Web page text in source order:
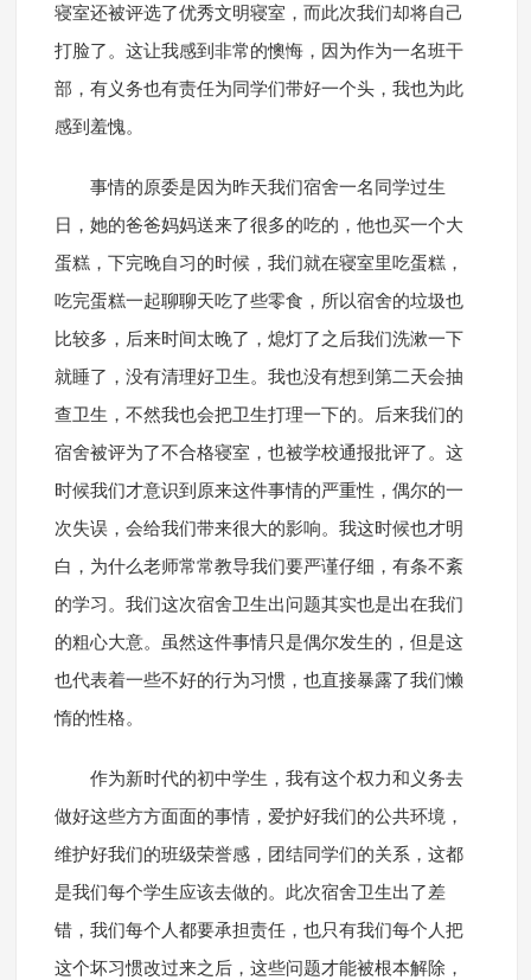
寝室还被评选了优秀文明寝室，而此次我们却将自己
打脸了。这让我感到非常的懊悔，因为作为一名班干
部，有义务也有责任为同学们带好一个头，我也为此
感到羞愧。
事情的原委是因为昨天我们宿舍一名同学过生
日，她的爸爸妈妈送来了很多的吃的，他也买一个大
蛋糕，下完晚自习的时候，我们就在寝室里吃蛋糕，
吃完蛋糕一起聊聊天吃了些零食，所以宿舍的垃圾也
比较多，后来时间太晚了，熄灯了之后我们洗漱一下
就睡了，没有清理好卫生。我也没有想到第二天会抽
查卫生，不然我也会把卫生打理一下的。后来我们的
宿舍被评为了不合格寝室，也被学校通报批评了。这
时候我们才意识到原来这件事情的严重性，偶尔的一
次失误，会给我们带来很大的影响。我这时候也才明
白，为什么老师常常教导我们要严谨仔细，有条不紊
的学习。我们这次宿舍卫生出问题其实也是出在我们
的粗心大意。虽然这件事情只是偶尔发生的，但是这
也代表着一些不好的行为习惯，也直接暴露了我们懒
惰的性格。
作为新时代的初中学生，我有这个权力和义务去
做好这些方方面面的事情，爱护好我们的公共环境，
维护好我们的班级荣誉感，团结同学们的关系，这都
是我们每个学生应该去做的。此次宿舍卫生出了差
错，我们每个人都要承担责任，也只有我们每个人把
这个坏习惯改过来之后，这些问题才能被根本解除，